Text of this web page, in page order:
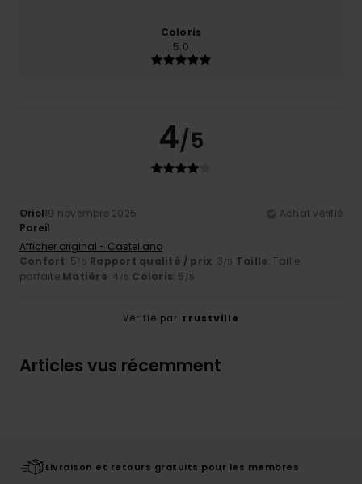
Coloris
5.0
4/5
Oriol19 novembre 2025
Achat vérifié
Pareil
Afficher original - Castellano
Confort: 5/5 Rapport qualité / prix: 3/5 Taille: Taille
parfaite Matière: 4 /5 Coloris: 5 /5
Vérifié par TrustVille
Articles vus récemment
Livraison et retours gratuits pour les membres